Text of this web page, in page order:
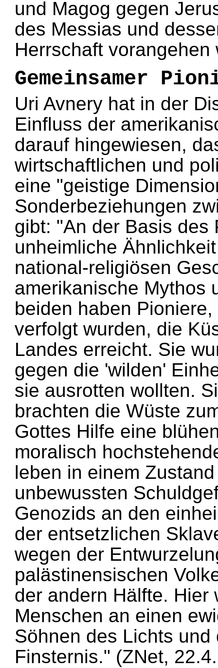
und Magog gegen
des Messias und
Herrschaft vorangehen
Gemeinsamer
Uri Avnery hat in der
Einfluss der
darauf hingewiesen,
wirtschaftlichen und
eine "geistige
Sonderbeziehungen
gibt: "An der Basis des
unheimliche
national-religiösen
amerikanische Mythos
beiden haben
verfolgt wurden, die
Landes erreicht. Sie
gegen die 'wilden'
sie ausrotten wollten.
brachten die Wüste
Gottes Hilfe eine
moralisch
leben in einem
unbewussten
Genozids an den
der entsetzlichen
wegen der
palästinensischen
der andern Hälfte. Hier
Menschen an einen
Söhnen des Lichts
Finsternis." (ZNet,